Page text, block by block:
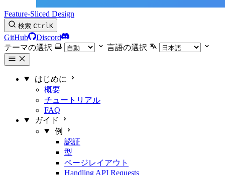
Feature-Sliced Design
検索 CtrlK
GitHub
Discord
テーマの選択
言語の選択
はじめに
概要
チュートリアル
FAQ
ガイド
例
認証
型
ページレイアウト
Handling API Requests